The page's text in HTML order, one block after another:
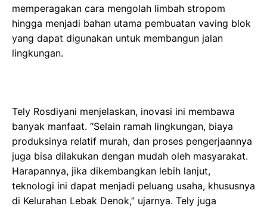
memperagakan cara mengolah limbah stropom
hingga menjadi bahan utama pembuatan vaving blok
yang dapat digunakan untuk membangun jalan
lingkungan.
Tely Rosdiyani menjelaskan, inovasi ini membawa
banyak manfaat. “Selain ramah lingkungan, biaya
produksinya relatif murah, dan proses pengerjaannya
juga bisa dilakukan dengan mudah oleh masyarakat.
Harapannya, jika dikembangkan lebih lanjut,
teknologi ini dapat menjadi peluang usaha, khususnya
di Kelurahan Lebak Denok,” ujarnya. Tely juga